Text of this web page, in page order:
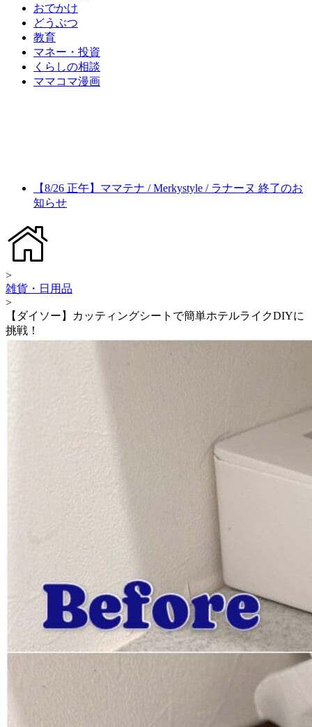
おでかけ
どうぶつ
教育
マネー・投資
くらしの相談
ママコマ漫画
【8/26 正午】ママテナ / Merkystyle / ラナーヌ 終了のお
知らせ
>
雑貨・日用品
>
【ダイソー】カッティングシートで簡単ホテルライクDIYに
挑戦！